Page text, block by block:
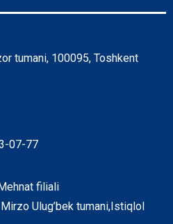
tumani, 100095, Toshkent
07-77
filiali
Ulug’bek tumani,Istiqlol